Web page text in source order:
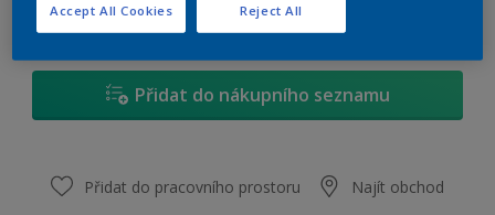
Vypočítat
Přidat do nákupního seznamu
Přidat do pracovního prostoru Najít obchod
Reject All
Accept All Cookies